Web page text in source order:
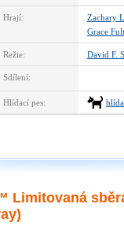
Hrají: Zachary
Grace
Režie: David F.
Sdílení:
Hlídací pes:
Limitovaná